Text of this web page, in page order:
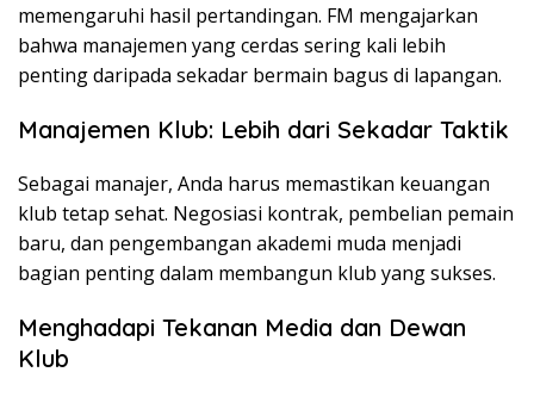
memengaruhi hasil pertandingan. FM mengajarkan
bahwa manajemen yang cerdas sering kali lebih
penting daripada sekadar bermain bagus di lapangan.
Manajemen Klub: Lebih dari Sekadar Taktik
Sebagai manajer, Anda harus memastikan keuangan
klub tetap sehat. Negosiasi kontrak, pembelian pemain
baru, dan pengembangan akademi muda menjadi
bagian penting dalam membangun klub yang sukses.
Menghadapi Tekanan Media dan Dewan
Klub